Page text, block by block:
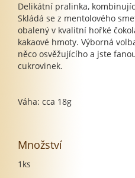
Delikátní pralinka,
Skládá se z mentolového
obalený v kvalitní hořké
kakaové hmoty. Výborná
něco osvěžujícího a jste
cukrovinek.
Váha: cca 18g
Množství
1ks